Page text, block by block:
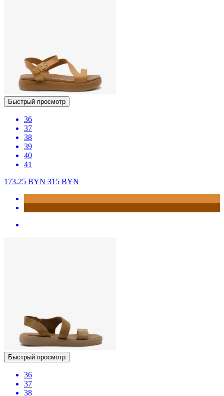
Быстрый просмотр
36
37
38
39
40
41
173.25 BYN315BYN
Быстрый просмотр
36
37
38